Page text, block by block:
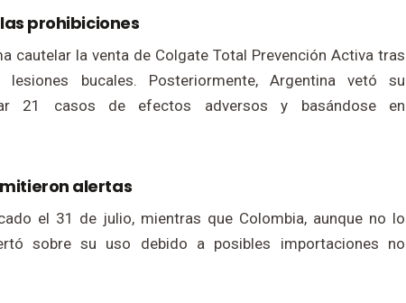
prohibiciones
cautelar la venta de Colgate Total Prevención Activa tras
bucales. Posteriormente, Argentina vetó su
21 casos de efectos adversos y basándose en
alertas
el 31 de julio, mientras que Colombia, aunque no lo
sobre su uso debido a posibles importaciones no